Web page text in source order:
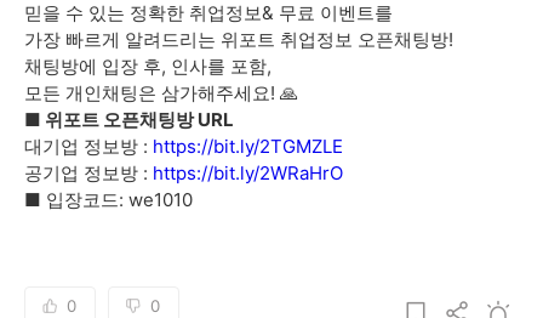
믿을 수 있는 정확한 취업정보& 무료 이벤트를
가장 빠르게 알려드리는 위포트 취업정보 오픈채팅방!
채팅방에 입장 후, 인사를 포함,
모든 개인채팅은 삼가해주세요! 🙏
■ 위포트 오픈채팅방 URL
대기업 정보방 : https://bit.ly/2TGMZLE
공기업 정보방 : https://bit.ly/2WRaHrO
■ 입장코드: we1010
0 0